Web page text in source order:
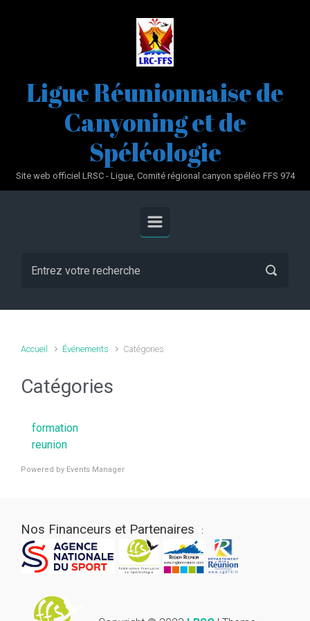
Ligue Réunionnaise de
Canyoning et de
Spéléologie
Site web officiel LRSC - Ligue, Comité régional canyon spéléo FFS 974
Accueil Événements Catégories
Catégories
formation
reunion
Powered by Events Manager
Nos Financeurs et Partenaires :